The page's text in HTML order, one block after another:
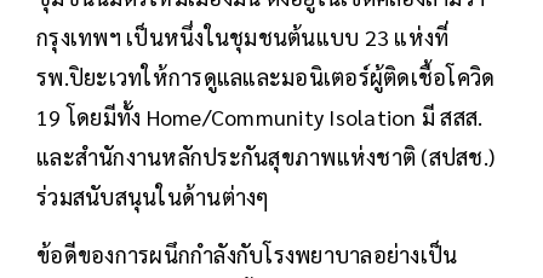
กรุงเทพฯ เป็นหนึ่งในชุมชนต้นแบบ 23 แห่งที่
รพ.ปิยะเวทให้การดูแลและมอนิเตอร์ผู้ติดเชื้อโควิด
19 โดยมีทั้ง Home/Community Isolation มี สสส.
และสำนักงานหลักประกันสุขภาพแห่งชาติ (สปสช.)
ร่วมสนับสนุนในด้านต่างๆ
ข้อดีของการผนึกกำลังกับโรงพยาบาลอย่างเป็น